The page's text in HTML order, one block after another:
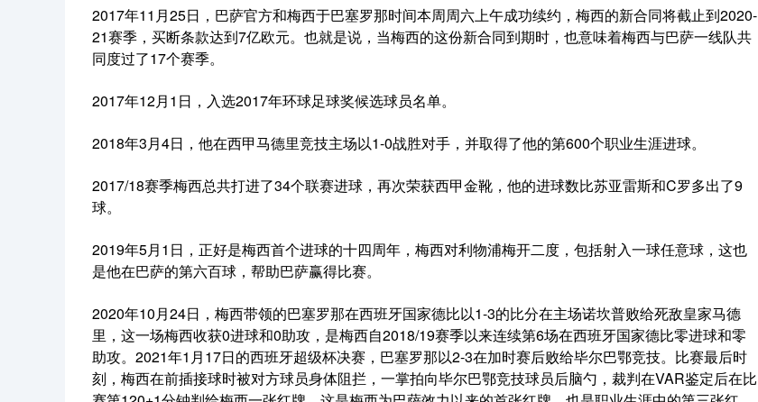
2017年11月25日，巴萨官方和梅西于巴塞罗那时间本周周六上午成功续约，梅西的新合同将截止到2020-
21赛季，买断条款达到7亿欧元。也就是说，当梅西的这份新合同到期时，也意味着梅西与巴萨一线队共
同度过了17个赛季。
2017年12月1日，入选2017年环球足球奖候选球员名单。
2018年3月4日，他在西甲马德里竞技主场以1-0战胜对手，并取得了他的第600个职业生涯进球。
2017/18赛季梅西总共打进了34个联赛进球，再次荣获西甲金靴，他的进球数比苏亚雷斯和C罗多出了9
球。
2019年5月1日，正好是梅西首个进球的十四周年，梅西对利物浦梅开二度，包括射入一球任意球，这也
是他在巴萨的第六百球，帮助巴萨赢得比赛。
2020年10月24日，梅西带领的巴塞罗那在西班牙国家德比以1-3的比分在主场诺坎普败给死敌皇家马德
里，这一场梅西收获0进球和0助攻，是梅西自2018/19赛季以来连续第6场在西班牙国家德比零进球和零
助攻。2021年1月17日的西班牙超级杯决赛，巴塞罗那以2-3在加时赛后败给毕尔巴鄂竞技。比赛最后时
刻，梅西在前插接球时被对方球员身体阻拦，一掌拍向毕尔巴鄂竞技球员后脑勺，裁判在VAR鉴定后在比